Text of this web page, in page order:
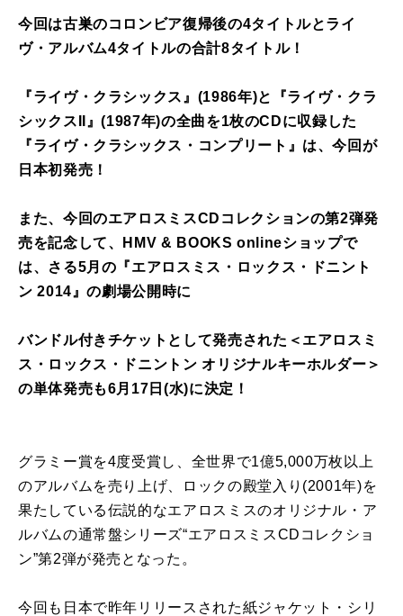
今回は古巣のコロンビア復帰後の4タイトルとライ
ヴ・アルバム4タイトルの合計8タイトル！
『ライヴ・クラシックス』(1986年)と『ライヴ・クラ
シックスII』(1987年)の全曲を1枚のCDに収録した
『ライヴ・クラシックス・コンプリート』は、今回が
日本初発売！
また、今回のエアロスミスCDコレクションの第2弾発
売を記念して、HMV & BOOKS onlineショップで
は、さる5月の『エアロスミス・ロックス・ドニント
ン 2014』の劇場公開時に
バンドル付きチケットとして発売された＜エアロスミ
ス・ロックス・ドニントン オリジナルキーホルダー＞
の単体発売も6月17日(水)に決定！
グラミー賞を4度受賞し、全世界で1億5,000万枚以上
のアルバムを売り上げ、ロックの殿堂入り(2001年)を
果たしている伝説的なエアロスミスのオリジナル・ア
ルバムの通常盤シリーズ“エアロスミスCDコレクショ
ン”第2弾が発売となった。
今回も日本で昨年リリースされた紙ジャケット・シリ